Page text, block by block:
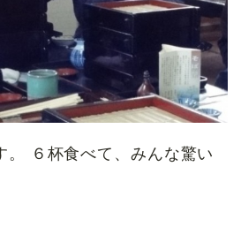
。 ６杯食べて、みんな驚い